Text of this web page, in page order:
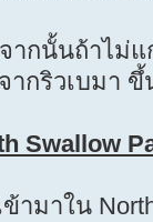
ากนั้นถ้าไม่
ากริวเบมา ขึ้
Swallow
ข้ามาใน